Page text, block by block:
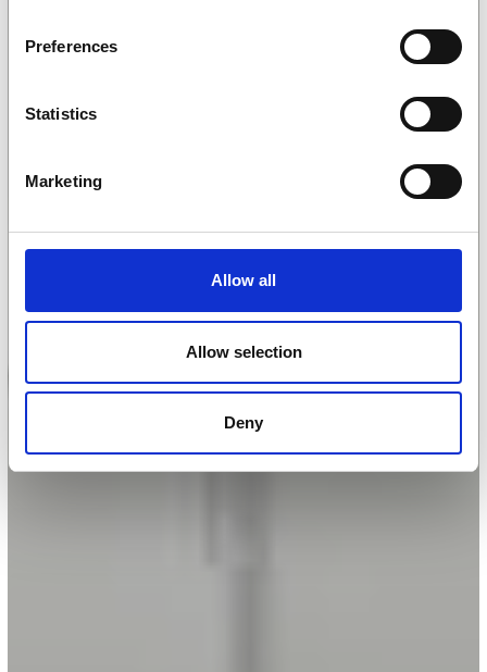
Preferences
Statistics
Marketing
Allow all
Allow selection
Deny